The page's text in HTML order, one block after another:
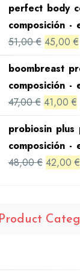
was:
42,00
perfect body
composición -
51,00€ Original
was:
51,00 €.
45,00 €
boombreast
composición -
47,00€ Original
was:
47,00 €.
41,00 €
probiosin plus
composición -
48,00€ Original
48,00 €.
42,00 €
Product